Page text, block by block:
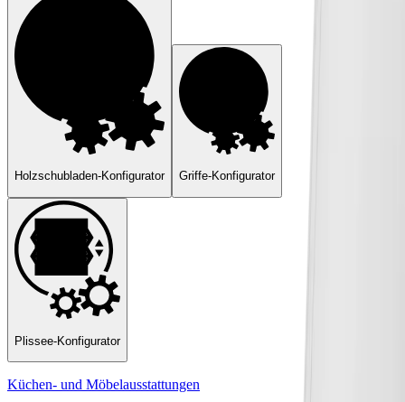
Holzschubladen-Konfigurator Griffe-Konfigurator
Plissee-Konfigurator
Küchen- und Möbelausstattungen